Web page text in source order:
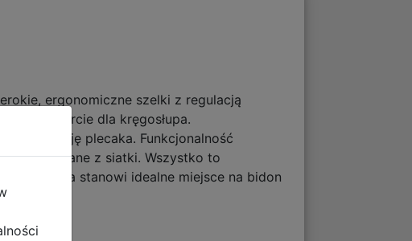
ergonomiczne szelki z regulacją
podparcie dla kręgosłupa.
dekorację plecaka. Funkcjonalność
wykonane z siatki. Wszystko to
kieszonka stanowi idealne miejsce na bidon